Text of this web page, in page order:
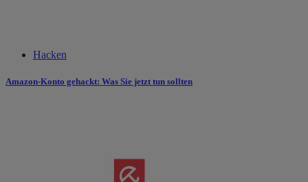
Hacken
Amazon-Konto gehackt: Was Sie jetzt tun sollten